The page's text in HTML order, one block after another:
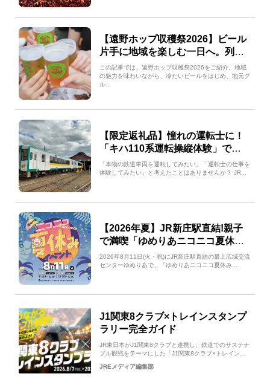
【遠野ホップ収穫祭2026】ビール
片手に地域を楽しむ一日へ。列車
で行こうビールフェス
この記事では、遠野ホップ収穫祭2026をご紹介。地域
の魅力を味わいながら、冷たいビールをはじめ、地元グ
ル...
【限定返礼品】憧れの運転士に！
「キハ110系運転操縦体験」で山
形・新庄の鉄道を満喫
「本物の鉄道車両を運転してみたい」「運転士の仕事を
体験してみたい」と考えたことはありませんか？ JR...
【2026年夏】JR新庄駅直結!親子
で満喫「ゆめりあニコニコ夏休み
イベント」
2026年8月11日(火・祝)にJR新庄駅直結の最上広域交流
センターゆめりあで、「ゆめりあニコニコ夏休み...
J1関東8クラブ×トレインスタンプ
ラリー完全ガイド
JR東日本がJ1関東8クラブと連携し、鉄道でのサステナ
ブル観戦をテーマにした「J1関東8クラブ×トレイン...
JREメディア編集部